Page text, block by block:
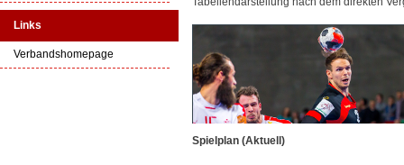
Links
Verbandshomepage
Spielplan (Aktuell)